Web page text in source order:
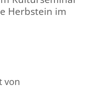
Herbstein im
von